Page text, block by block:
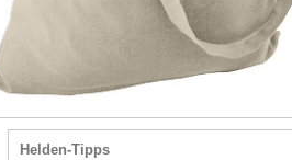
Helden-Tipps